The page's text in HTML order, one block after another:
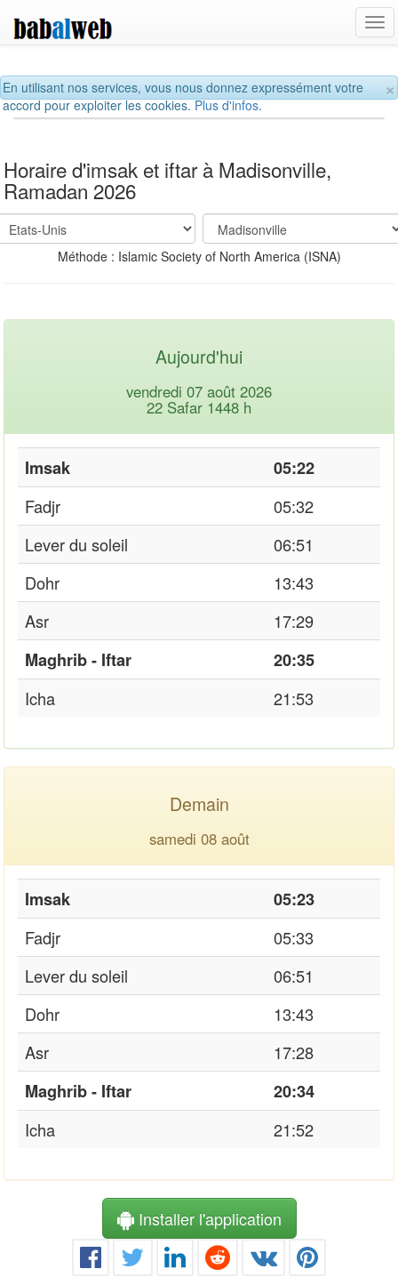
×
En utilisant nos services, vous nous donnez expressément votre
accord pour exploiter les cookies.Plus d'infos.
Horaire d'imsak et iftar à Madisonville,
Ramadan 2026
Méthode : Islamic Society of North America (ISNA)
Aujourd'hui
vendredi 07 août 2026
22 Safar 1448 h
Imsak
05:22
Fadjr
05:32
Lever du soleil
06:51
Dohr
13:43
Asr
17:29
Maghrib - Iftar
20:35
Icha
21:53
Demain
samedi 08 août
Imsak
05:23
Fadjr
05:33
Lever du soleil
06:51
Dohr
13:43
Asr
17:28
Maghrib - Iftar
20:34
Icha
21:52
Installer l'application